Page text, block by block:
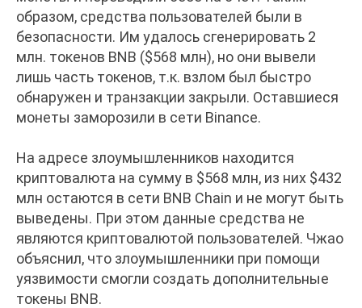
образом, средства пользователей были в
безопасности. Им удалось сгенерировать 2
млн. токенов BNB ($568 млн), но они вывели
лишь часть токенов, т.к. взлом был быстро
обнаружен и транзакции закрыли. Оставшиеся
монеты заморозили в сети Binance.
На адресе злоумышленников находится
криптовалюта на сумму в $568 млн, из них $432
млн остаются в сети BNB Chain и не могут быть
выведены. При этом данные средства не
являются криптовалютой пользователей. Чжао
объяснил, что злоумышленники при помощи
уязвимости смогли создать дополнительные
токены BNB.